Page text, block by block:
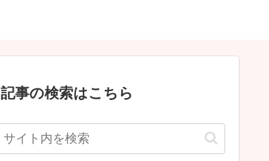
記事の検索はこちら